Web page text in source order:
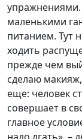
упражнениями.
маленькими
питанием. Тут
ходить
прежде чем
сделаю
еще: человек
совершает в
главное